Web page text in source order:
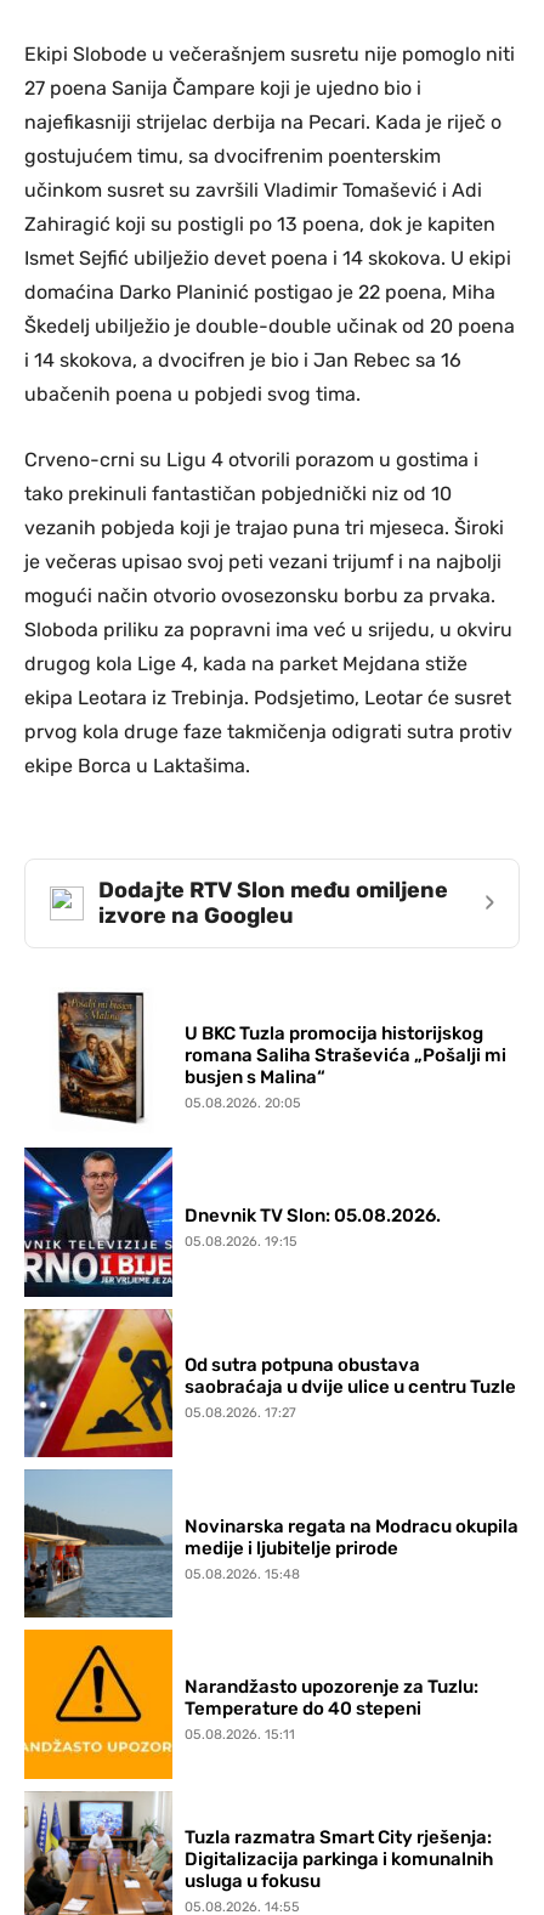
Ekipi Slobode u večerašnjem susretu nije pomoglo niti
27 poena Sanija Čampare koji je ujedno bio i
najefikasniji strijelac derbija na Pecari. Kada je riječ o
gostujućem timu, sa dvocifrenim poenterskim
učinkom susret su završili Vladimir Tomašević i Adi
Zahiragić koji su postigli po 13 poena, dok je kapiten
Ismet Sejfić ubilježio devet poena i 14 skokova. U ekipi
domaćina Darko Planinić postigao je 22 poena, Miha
Škedelj ubilježio je double-double učinak od 20 poena
i 14 skokova, a dvocifren je bio i Jan Rebec sa 16
ubačenih poena u pobjedi svog tima.
Crveno-crni su Ligu 4 otvorili porazom u gostima i
tako prekinuli fantastičan pobjednički niz od 10
vezanih pobjeda koji je trajao puna tri mjeseca. Široki
je večeras upisao svoj peti vezani trijumf i na najbolji
mogući način otvorio ovosezonsku borbu za prvaka.
Sloboda priliku za popravni ima već u srijedu, u okviru
drugog kola Lige 4, kada na parket Mejdana stiže
ekipa Leotara iz Trebinja. Podsjetimo, Leotar će susret
prvog kola druge faze takmičenja odigrati sutra protiv
ekipe Borca u Laktašima.
Dodajte RTV Slon među omiljene
izvore na Googleu
›
U BKC Tuzla promocija historijskog
romana Saliha Straševića „Pošalji mi
busjen s Malina“
05.08.2026. 20:05
Dnevnik TV Slon: 05.08.2026.
05.08.2026. 19:15
Od sutra potpuna obustava
saobraćaja u dvije ulice u centru Tuzle
05.08.2026. 17:27
Novinarska regata na Modracu okupila
medije i ljubitelje prirode
05.08.2026. 15:48
Narandžasto upozorenje za Tuzlu:
Temperature do 40 stepeni
05.08.2026. 15:11
Tuzla razmatra Smart City rješenja:
Digitalizacija parkinga i komunalnih
usluga u fokusu
05.08.2026. 14:55